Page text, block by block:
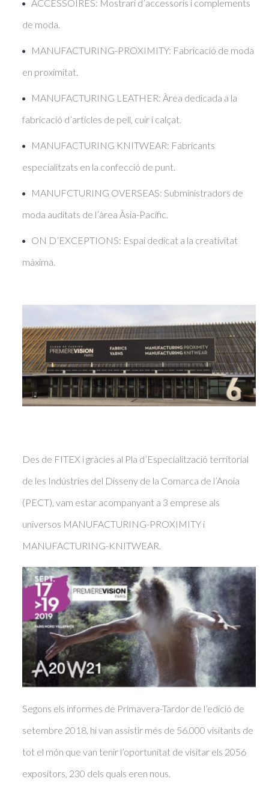
ACCESSOIRES: Mostrari d’accessoris i complements
de moda.
MANUFACTURING-PROXIMITY: Fabricació de moda
en proximitat.
MANUFACTURING LEATHER: Àrea dedicada a la
fabricació d’articles de pell, cuir i calçat.
MANUFACTURING KNITWEAR: Fabricants
especialitzats en la confecció de punt.
MANUFCTURING OVERSEAS: Subministradors de
moda auditats de l’àrea Àsia-Pacífic.
ON D’EXCEPTIONS: Espai dedicat a la creativitat
màxima.
Des de FITEX i gràcies al Pla d’Especialització territorial
de les Indústries del Disseny de la Comarca de l’Anoia
(PECT), vam estar acompanyant a 3 emprese als
universos MANUFACTURING-PROXIMITY i
MANUFACTURING-KNITWEAR.
Segons els informes de Primavera-Tardor de l’edició de
setembre 2018, hi van assistir més de 56.000 visitants de
tot el món que van tenir l’oportunitat de visitar els 2056
expositors, 230 dels quals eren nous.